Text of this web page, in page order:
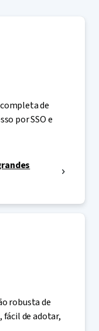
de
por SSO e
robusta de
fácil de adotar,